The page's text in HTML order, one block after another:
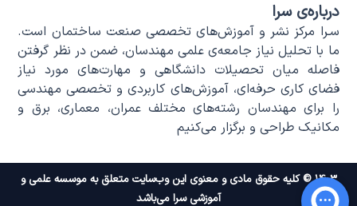
درباره‌ی سرا
سـرا مرکز نشر و آموزش‌های تخصصی صنعت ساختمان است.
ما با تحلیل نیاز جامعه‌ی علمی مهندسان، ضمن در نظر گرفتن
فاصله میان تحصیلات دانشگاهی و مهارت‌های مورد نیاز
فضای کاری حرفه‌ای، آموزش‌های کاربردی و تخصصی مهندسی
را برای مهندسان رشته‌های مختلف عمران، معماری، برق و
مکانیک طراحی و برگزار می‌کنیم
۱۴۰۳ © کلیه حقوق مادی و معنوی این وب‌سایت متعلق به موسسه علمی و
آموزشی سرا می‌باشد